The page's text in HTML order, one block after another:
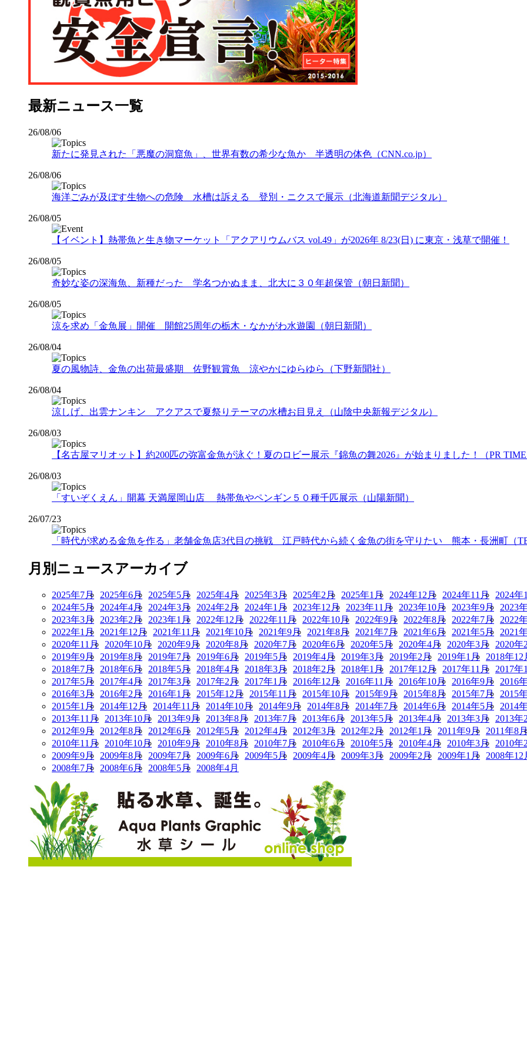
最新ニュース一覧
26/08/06
新たに発見された「悪魔の洞窟魚」、世界有数の希少な魚か 半透明の体色（CNN.co.jp）
26/08/06
海洋ごみが及ぼす生物への危険 水槽は訴える 登別・ニクスで展示（北海道新聞デジタル）
26/08/05
【イベント】熱帯魚と生き物マーケット「アクアリウムバス vol.49」が2026年 8/23(日) に東京・浅草で開催！
26/08/05
奇妙な姿の深海魚、新種だった 学名つかぬまま、北大に３０年超保管（朝日新聞）
26/08/05
涼を求め「金魚展」開催 開館25周年の栃木・なかがわ水遊園（朝日新聞）
26/08/04
夏の風物詩、金魚の出荷最盛期 佐野観賞魚 涼やかにゆらゆら（下野新聞社）
26/08/04
涼しげ、出雲ナンキン アクアスで夏祭りテーマの水槽お目見え（山陰中央新報デジタル）
26/08/03
【名古屋マリオット】約200匹の弥富金魚が泳ぐ！夏のロビー展示『錦魚の舞2026』が始まりました！（PR
26/08/03
「すいぞくえん」開幕 天満屋岡山店 熱帯魚やペンギン５０種千匹展示（山陽新聞）
26/07/23
「時代が求める金魚を作る」老舗金魚店3代目の挑戦 江戸時代から続く金魚の街を守りたい 熊本・長洲町（
月別ニュースアーカイブ
2025年7月 2025年6月 2025年5月 2025年4月 2025年3月 2025年2月 2025年1月 2024年12月 2024年11月 2024年
2024年5月 2024年4月 2024年3月 2024年2月 2024年1月 2023年12月 2023年11月 2023年10月 2023年9月 2023
2023年3月 2023年2月 2023年1月 2022年12月 2022年11月 2022年10月 2022年9月 2022年8月 2022年7月 2022
2022年1月 2021年12月 2021年11月 2021年10月 2021年9月 2021年8月 2021年7月 2021年6月 2021年5月 2021
2020年11月 2020年10月 2020年9月 2020年8月 2020年7月 2020年6月 2020年5月 2020年4月 2020年3月 2020年
2019年9月 2019年8月 2019年7月 2019年6月 2019年5月 2019年4月 2019年3月 2019年2月 2019年1月 2018年12
2018年7月 2018年6月 2018年5月 2018年4月 2018年3月 2018年2月 2018年1月 2017年12月 2017年11月 2017年
2017年5月 2017年4月 2017年3月 2017年2月 2017年1月 2016年12月 2016年11月 2016年10月 2016年9月 2016
2016年3月 2016年2月 2016年1月 2015年12月 2015年11月 2015年10月 2015年9月 2015年8月 2015年7月 2015
2015年1月 2014年12月 2014年11月 2014年10月 2014年9月 2014年8月 2014年7月 2014年6月 2014年5月 2014
2013年11月 2013年10月 2013年9月 2013年8月 2013年7月 2013年6月 2013年5月 2013年4月 2013年3月 2013年
2012年9月 2012年8月 2012年6月 2012年5月 2012年4月 2012年3月 2012年2月 2012年1月 2011年9月 2011年8
2010年11月 2010年10月 2010年9月 2010年8月 2010年7月 2010年6月 2010年5月 2010年4月 2010年3月 2010年
2009年9月 2009年8月 2009年7月 2009年6月 2009年5月 2009年4月 2009年3月 2009年2月 2009年1月 2008年12
2008年7月 2008年6月 2008年5月 2008年4月